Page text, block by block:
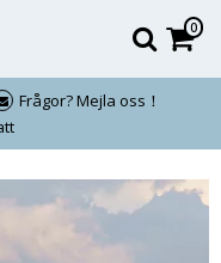
0
Frågor? Mejla oss！